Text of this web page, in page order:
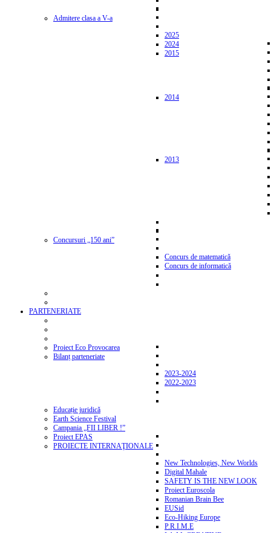
Admitere clasa a V-a
2025
2024
2015
2014
2013
Concursuri „150 ani”
Concurs de matematică
Concurs de informatică
PARTENERIATE
Proiect Eco Provocarea
Bilanț parteneriate
2023-2024
2022-2023
Educație juridică
Earth Science Festival
Campania „FII LIBER !”
Proiect EPAS
PROIECTE INTERNAŢIONALE
New Technologies, New Worlds
Digital Mahale
SAFETY IS THE NEW LOOK
Proiect Euroscola
Romanian Brain Bee
EUSid
Eco-Hiking Europe
P.R.I.M.E